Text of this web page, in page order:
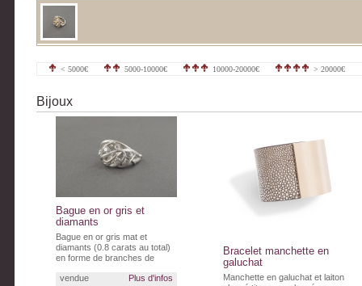
< 5000€ 5000-10000€ 10000-20000€ > 20000€
Bijoux
Bague en or gris et
diamants
Bague en or gris mat et
diamants (0.8 carats au total)
en forme de branches de
vendue
Plus d'infos
Bracelet manchette en
galuchat
Manchette en galuchat et laiton